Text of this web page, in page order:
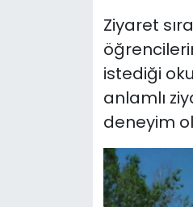
Ziyaret
istediği
anlamlı
deneyim